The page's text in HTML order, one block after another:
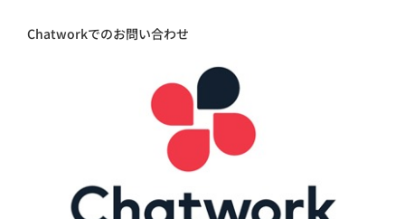
Chatworkでのお問い合わせ